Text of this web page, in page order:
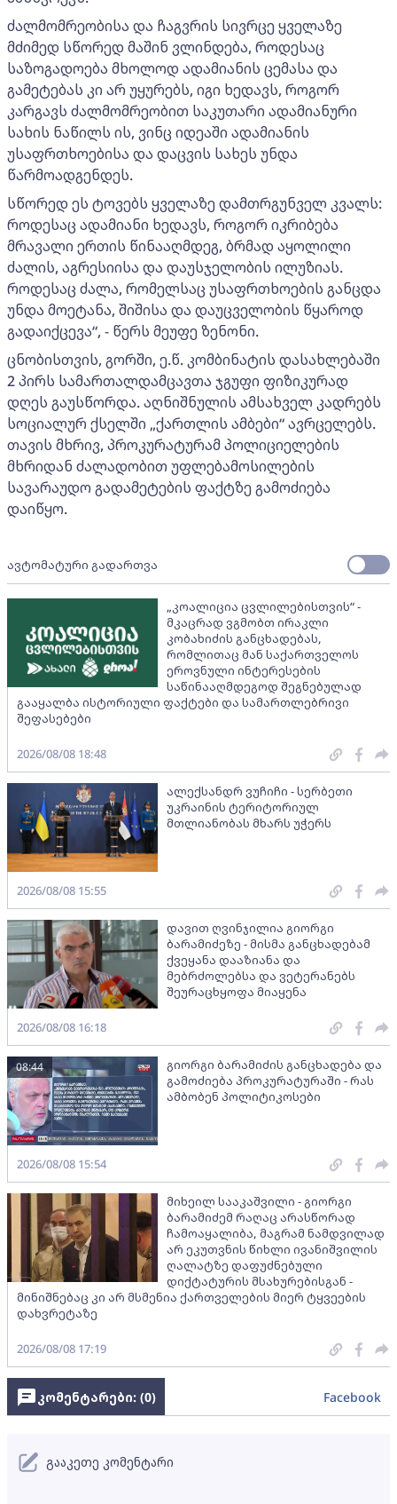
ძალმომრეობისა და ჩაგვრის სივრცე ყველაზე
მძიმედ სწორედ მაშინ ვლინდება, როდესაც
საზოგადოება მხოლოდ ადამიანის ცემასა და
გამეტებას კი არ უყურებს, იგი ხედავს, როგორ
კარგავს ძალმომრეობით საკუთარი ადამიანური
სახის ნაწილს ის, ვინც იდეაში ადამიანის
უსაფრთხოებისა და დაცვის სახეს უნდა
წარმოადგენდეს.
სწორედ ეს ტოვებს ყველაზე დამთრგუნველ კვალს:
როდესაც ადამიანი ხედავს, როგორ იკრიბება
მრავალი ერთის წინააღმდეგ, ბრმად აყოლილი
ძალის, აგრესიისა და დაუსჯელობის ილუზიას.
როდესაც ძალა, რომელსაც უსაფრთხოების განცდა
უნდა მოეტანა, შიშისა და დაუცველობის წყაროდ
გადაიქცევა“, - წერს მეუფე ზენონი.
ცნობისთვის, გორში, ე.წ. კომბინატის დასახლებაში
2 პირს სამართალდამცავთა ჯგუფი ფიზიკურად
დღეს გაუსწორდა. აღნიშნულის ამსახველ კადრებს
სოციალურ ქსელში „ქართლის ამბები“ ავრცელებს.
თავის მხრივ, პროკურატურამ პოლიციელების
მხრიდან ძალადობით უფლებამოსილების
სავარაუდო გადამეტების ფაქტზე გამოძიება
დაიწყო.
ავტომატური გადართვა
„კოალიცია ცვლილებისთვის“ -
მკაცრად ვგმობთ ირაკლი
კობახიძის განცხადებას,
რომლითაც მან საქართველოს
ეროვნული ინტერესების
საწინააღმდეგოდ შეგნებულად
გააყალბა ისტორიული ფაქტები და სამართლებრივი
შეფასებები
2026/08/08 18:48
ალექსანდრ ვუჩიჩი - სერბეთი
უკრაინის ტერიტორიულ
მთლიანობას მხარს უჭერს
2026/08/08 15:55
დავით ღვინჯილია გიორგი
ბარამიძეზე - მისმა განცხადებამ
ქვეყანა დააზიანა და
მებრძოლებსა და ვეტერანებს
შეურაცხყოფა მიაყენა
2026/08/08 16:18
გიორგი ბარამიძის განცხადება და
გამოძიება პროკურატურაში - რას
ამბობენ პოლიტიკოსები
08:44
2026/08/08 15:54
მიხეილ სააკაშვილი - გიორგი
ბარამიძემ რაღაც არასწორად
ჩამოაყალიბა, მაგრამ ნამდვილად
არ ეკუთვნის წიხლი ივანიშვილის
ღალატზე დაფუძნებული
დიქტატურის მსახურებისგან -
მინიშნებაც კი არ მსმენია ქართველების მიერ ტყვეების
დახვრეტაზე
2026/08/08 17:19
კომენტარები: (0) Facebook
გააკეთე კომენტარი